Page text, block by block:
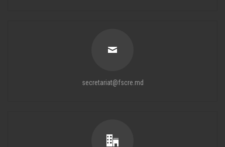
secretariat@fscre.md